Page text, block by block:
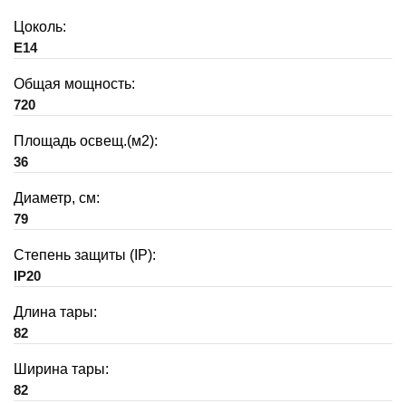
Цоколь:
E14
Общая мощность:
720
Площадь освещ.(м2):
36
Диаметр, см:
79
Степень защиты (IP):
IP20
Длина тары:
82
Ширина тары:
82